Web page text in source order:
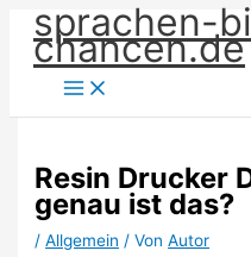
Zum
Inhalt
springen
sprachen-
chancen.de
Resin Drucker
genau ist das?
/Allgemein / VonAutor